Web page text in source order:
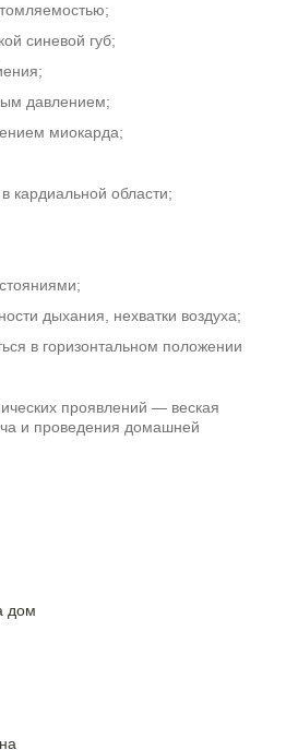
синевой губ;
давлением;
миокарда;
кардиальной области;
дыхания, нехватки воздуха;
в горизонтальном положении
проявлений — веская
и проведения домашней
дом